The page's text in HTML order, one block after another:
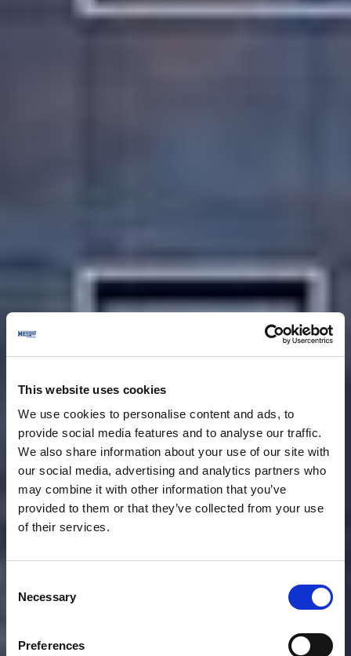
This website uses cookies
We use cookies to personalise content and ads, to
provide social media features and to analyse our traffic.
We also share information about your use of our site with
our social media, advertising and analytics partners who
may combine it with other information that you’ve
provided to them or that they’ve collected from your use
of their services.
Selection
Necessary
Preferences